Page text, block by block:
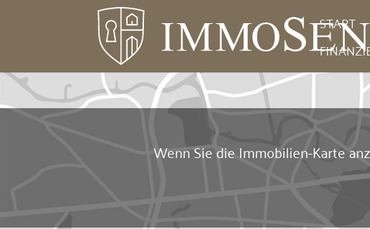
START
Wenn Sie die Immobilien-Karte